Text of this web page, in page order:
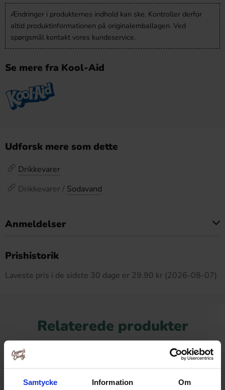
Samtycke Information Om
Ændringer i produkternes indhold kan ske. Kontroller derfor
altid produktinformationen på originalemballagen. Ved
spørgsmål kontakt vores kundeservice.
Se mere fra Kool-Aid
Udforsk mere som dette
Drikkevarer
Drikkevarer / Sodavand
Anmeldelser
Prishistorik
Laveste pris i de sidste 30 dage er 29.90 kr (2026-08-07)
Relaterede produkter